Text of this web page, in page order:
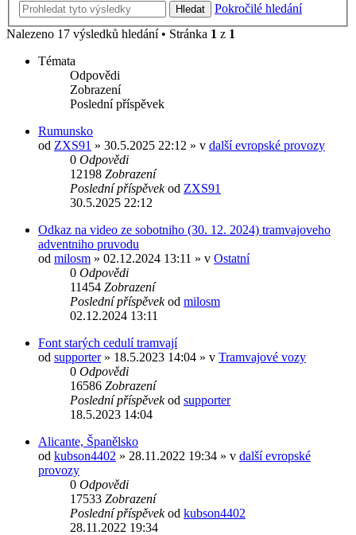
Hledat
Pokročilé hledání
Nalezeno 17 výsledků hledání • Stránka 1 z 1
Témata
Odpovědi
Zobrazení
Poslední příspěvek
Rumunsko
od ZXS91 » 30.5.2025 22:12 » v další evropské provozy
0 Odpovědi
12198 Zobrazení
Poslední příspěvekod ZXS91
30.5.2025 22:12
Odkaz na video ze sobotniho (30. 12. 2024) tramvajoveho
adventniho pruvodu
od milosm » 02.12.2024 13:11 » v Ostatní
0 Odpovědi
11454 Zobrazení
Poslední příspěvekod milosm
02.12.2024 13:11
Font starých cedulí tramvají
od supporter» 18.5.2023 14:04 » v Tramvajové vozy
0 Odpovědi
16586 Zobrazení
Poslední příspěvekod supporter
18.5.2023 14:04
Alicante, Španělsko
od kubson4402 » 28.11.2022 19:34 » v další evropské
provozy
0 Odpovědi
17533 Zobrazení
Poslední příspěvekod kubson4402
28.11.2022 19:34